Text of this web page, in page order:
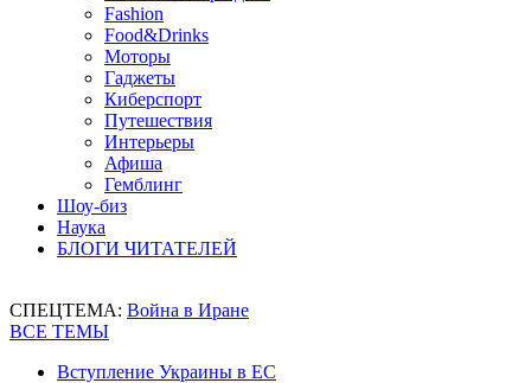
Fashion
Food&Drinks
Моторы
Гаджеты
Киберспорт
Путешествия
Интерьеры
Афиша
Гемблинг
Шоу-биз
Наука
БЛОГИ ЧИТАТЕЛЕЙ
СПЕЦТЕМА: Война в Иране
ВСЕ ТЕМЫ
Вступление Украины в ЕС